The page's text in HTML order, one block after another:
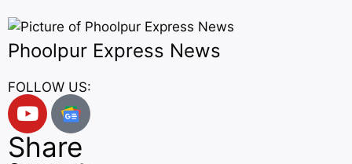
Phoolpur Express News
FOLLOW US:
Share